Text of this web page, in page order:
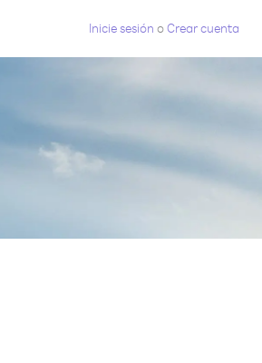
Inicie sesión oCrear cuenta